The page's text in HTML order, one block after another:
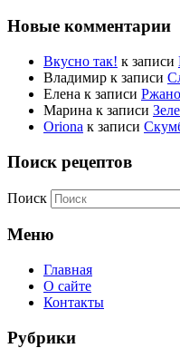
Новые комментарии
Вкусно так! к записи
Владимир к записи
Елена к записи
Марина к записи
Oriona к записи
Поиск рецептов
Поиск
Меню
Главная
О сайте
Контакты
Рубрики